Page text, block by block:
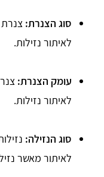
סוג הצנרת: צנרת
לאיתור נזילות.
עומק הצנרת:
לאיתור נזילות.
סוג הנזילה:
לאיתור מאשר